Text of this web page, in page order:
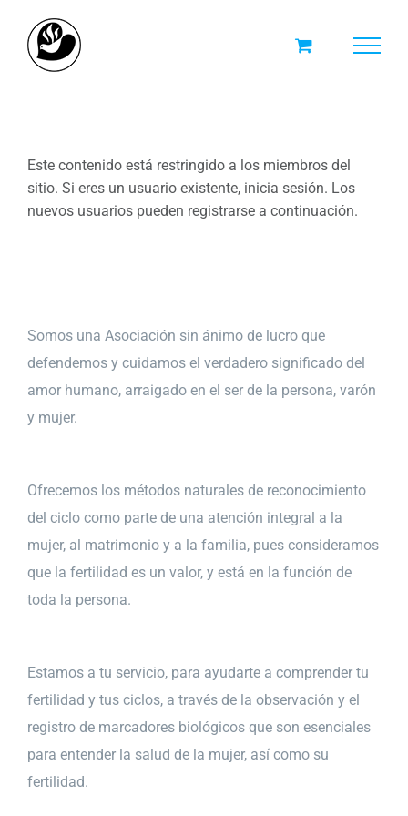
content
Este contenido está restringido a los miembros del
sitio. Si eres un usuario existente, inicia sesión. Los
nuevos usuarios pueden registrarse a continuación.
Somos una Asociación sin ánimo de lucro que
defendemos y cuidamos el verdadero significado del
amor humano, arraigado en el ser de la persona, varón
y mujer.
Ofrecemos los métodos naturales de reconocimiento
del ciclo como parte de una atención integral a la
mujer, al matrimonio y a la familia, pues consideramos
que la fertilidad es un valor, y está en la función de
toda la persona.
Estamos a tu servicio, para ayudarte a comprender tu
fertilidad y tus ciclos, a través de la observación y el
registro de marcadores biológicos que son esenciales
para entender la salud de la mujer, así como su
fertilidad.